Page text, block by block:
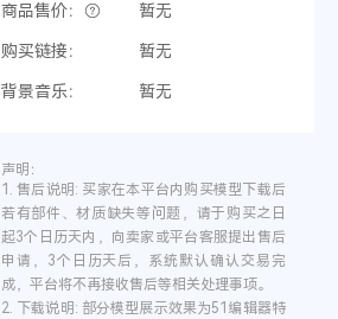
商品售价： 暂无
购买链接： 暂无
背景音乐： 暂无
声明：
1.售后说明: 买家在本平台内购买模型下载后
若有部件、材质缺失等问题，请于购买之日
起3个日历天内，向卖家或平台客服提出售后
申请，3个日历天后，系统默认确认交易完
成，平台将不再接收售后等相关处理事项。
2.
下载说明: 部分模型展示效果为51编辑器特